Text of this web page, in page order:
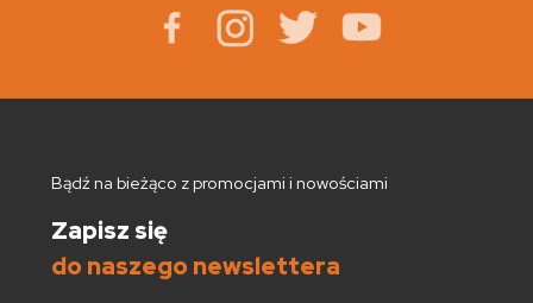
Bądź na bieżąco z promocjami i nowościami
Zapisz się
do naszego newslettera